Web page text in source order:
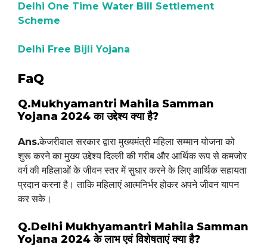
Delhi One Time Water Bill Settlement
Scheme
Delhi Free Bijli Yojana
FaQ
Q.Mukhyamantri Mahila Samman
Yojana 2024 का उद्देश्य क्या है?
Ans.केजरीवाल सरकार द्वारा मुख्यमंत्री महिला सम्मान योजना को
शुरू करने का मुख्य उद्देश्य दिल्ली की गरीब और आर्थिक रूप से कमजोर
वर्ग की महिलाओं के जीवन स्तर में सुधार करने के लिए आर्थिक सहायता
प्रदान करना है। ताकि महिलाएं आत्मनिर्भर होकर अपने जीवन यापन
कर सके।
Q.Delhi Mukhyamantri Mahila Samman
Yojana 2024 के लाभ एवं विशेषताएं क्या है?